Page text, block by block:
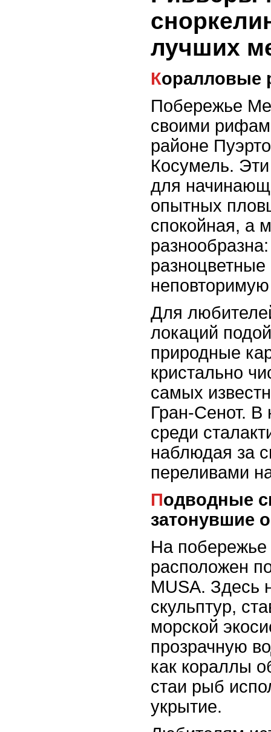
лучших
Побережье
своими
районе
Косумель.
для
опытных
спокойная, а
Для
локаций
природные
кристально
самых
Гран-Сенот. В
среди
наблюдая за
переливами
Подводные скульптуры и
затонувшие
На
расположен
MUSA. Здесь
скульптур,
морской
прозрачную
как кораллы
стаи рыб
укрытие.